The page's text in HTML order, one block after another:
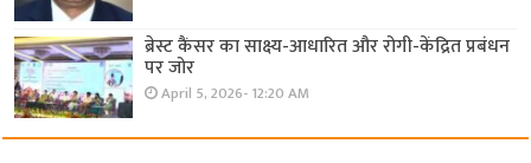
ब्रेस्ट कैंसर का साक्ष्य-आधारित और रोगी-केंद्रित प्रबंधन
पर जोर
April 5, 2026- 12:20 AM